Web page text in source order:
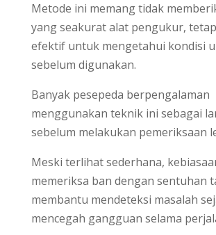
Metode ini memang tidak
yang seakurat alat pengukur,
efektif untuk mengetahui kondisi
sebelum digunakan.
Banyak pesepeda berpengalaman
menggunakan teknik ini sebagai
sebelum melakukan pemeriksaan
Meski terlihat sederhana,
memeriksa ban dengan sentuhan
membantu mendeteksi masalah
mencegah gangguan selama